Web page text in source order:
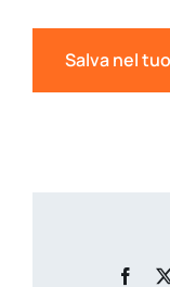
Salva nel